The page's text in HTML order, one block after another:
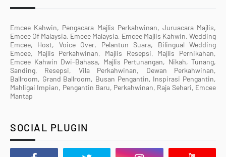
Emcee Kahwin, Pengacara Majlis Perkahwinan, Juruacara Majlis,
Emcee Of Malaysia, Emcee Malaysia, Emcee Majlis Kahwin, Wedding
Emcee, Host, Voice Over, Pelantun Suara, Bilingual Wedding
Emcee, Majlis Perkahwinan, Majlis Resepsi, Majlis Pernikahan,
Emcee Kahwin Dwi-Bahasa, Majlis Pertunangan, Nikah, Tunang,
Sanding, Resepsi, Vila Perkahwinan, Dewan Perkahwinan,
Ballroom, Grand Ballroom, Busan Pengantin, Inspirasi Pengantin,
Mahligai Impian, Pengantin Baru, Perkahwinan, Raja Sehari, Emcee
Mantap
SOCIAL PLUGIN